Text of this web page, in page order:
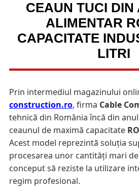
CEAUN TUCI DIN
ALIMENTAR
CAPACITATE
LITRI
Prin intermediul magazinului
construction.ro, firma Cable
tehnică din România încă din anul
ceaunul de maximă capacitate
Acest model reprezintă soluția
procesarea unor cantități mari
conceput să reziste la utilizare
regim profesional.